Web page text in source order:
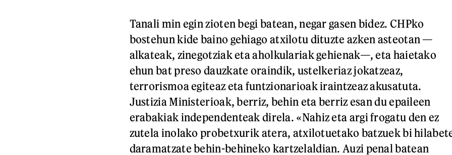
Tanali min egin zioten begi batean, negar gasen bidez. CHPko
bostehun kide baino gehiago atxilotu dituzte azken asteotan —
alkateak, zinegotziak eta aholkulariak gehienak—, eta haietako
ehun bat preso dauzkate oraindik, ustelkeriaz jokatzeaz,
terrorismoa egiteaz eta funtzionarioak iraintzeaz akusatuta.
Justizia Ministerioak, berriz, behin eta berriz esan du epaileen
erabakiak independenteak direla. «Nahiz eta argi frogatu den ez
zutela inolako probetxurik atera, atxilotuetako batzuek bi
daramatzate behin-behineko kartzelaldian. Auzi penal batean